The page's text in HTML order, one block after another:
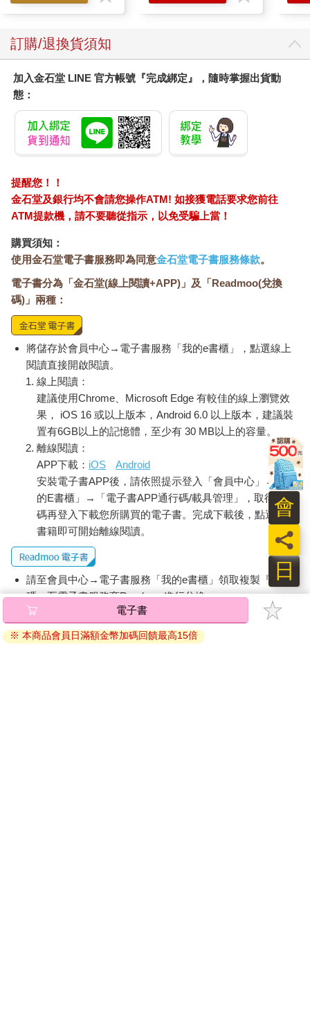
訂購/退換貨須知
加入金石堂 LINE 官方帳號『完成綁定』，隨時掌握出貨動
態：
提醒您！！
金石堂及銀行均不會請您操作ATM! 如接獲電話要求您前往
ATM提款機，請不要聽從指示，以免受騙上當！
購買須知：
使用金石堂電子書服務即為同意金石堂電子書服務條款。
電子書分為「金石堂(線上閱讀+APP)」及「Readmoo(兌換
碼)」兩種：
將儲存於會員中心→電子書服務「我的e書櫃」，點選線上
閱讀直接開啟閱讀。
線上閱讀：
建議使用Chrome、Microsoft Edge 有較佳的線上瀏覽效
果， iOS 16 或以上版本，Android 6.0 以上版本，建議裝
置有6GB以上的記憶體，至少有 30 MB以上的容量。
離線閱讀：
APP下載： iOS
Android
安裝電子書APP後，請依照提示登入「會員中心」→「我
的E書櫃」→「電子書APP通行碼/載具管理」，取得通行
碼再登入下載您所購買的電子書。完成下載後，點選任一
書籍即可開始離線閱讀。
請至會員中心→電子書服務「我的e書櫃」領取複製『兌換
碼』至電子書服務商Readmoo進行兌換。
退換貨須知：
因版權保護，您在金石堂所購買的電子書僅能以金石堂專屬
電子書
※ 本商品會員日滿額金幣加碼回饋最高15倍
日
員
會